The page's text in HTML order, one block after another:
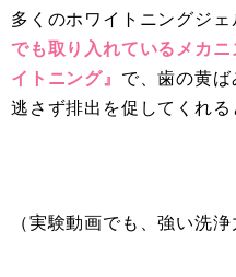
多くのホワイトニングジェ
でも取り入れているメカ
イトニング』 で、歯の黄
逃さず排出を促してくれる
（実験動画でも、強い洗